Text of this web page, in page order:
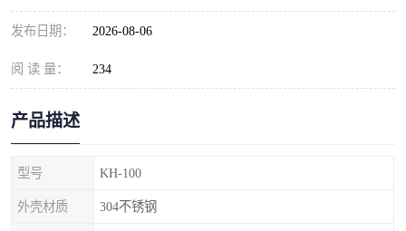
发布日期： 2026-08-06
阅 读 量： 234
产品描述
型号 KH-100
外壳材质 304不锈钢